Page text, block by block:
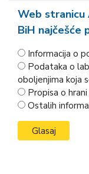
Web stranicu
BiH najčešće
Informacija o
Podataka o
oboljenjima koja
Propisa o hrani
Ostalih